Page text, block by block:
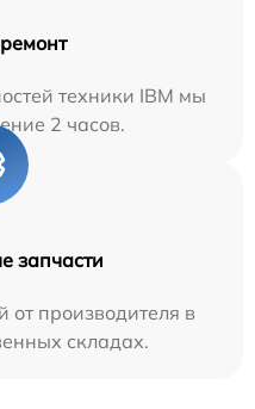
техники IBM мы
2 часов.
запчасти
от производителя в
складах.